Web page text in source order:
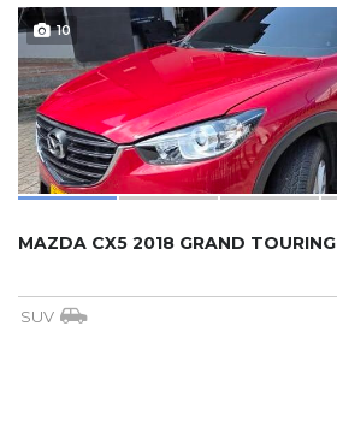
10
MAZDA CX5 2018 GRAND TOURING
SUV